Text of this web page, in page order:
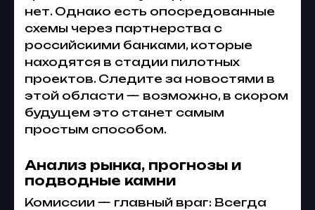
нет. Однако есть опосредованные
схемы через партнерства с
российскими банками, которые
находятся в стадии пилотных
проектов. Следите за новостями в
этой области — возможно, в скором
будущем это станет самым
простым способом.
Анализ рынка, прогнозы и
подводные камни
Комиссии — главный враг: Всегда